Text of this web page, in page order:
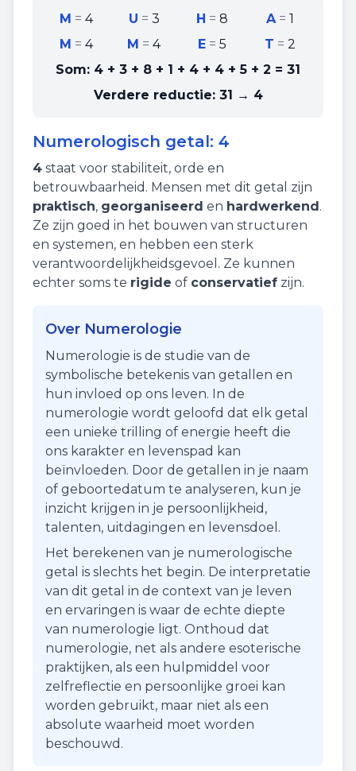
M = 4 U = 3 H = 8 A= 1
M = 4 M =4 E= 5 T = 2
Som: 4 + 3 + 8 + 1 + 4 + 4 + 5 + 2 = 31
Verdere reductie: 31 → 4
Numerologisch getal: 4
4 staat voor stabiliteit, orde en
betrouwbaarheid . Mensen met dit getal zijn
praktisch, georganiseerd en hardwerkend.
Ze zijn goed in het bouwen van structuren
en systemen, en hebben een sterk
verantwoordelijkheidsgevoel. Ze kunnen
echter soms te rigide of conservatief zijn.
Over Numerologie
Numerologie is de studie van de
symbolische betekenis van getallen en
hun invloed op ons leven. In de
numerologie wordt geloofd dat elk getal
een unieke trilling of energie heeft die
ons karakter en levenspad kan
beïnvloeden. Door de getallen in je naam
of geboortedatum te analyseren, kun je
inzicht krijgen in je persoonlijkheid,
talenten, uitdagingen en levensdoel.
Het berekenen van je numerologische
getal is slechts het begin. De interpretatie
van dit getal in de context van je leven
en ervaringen is waar de echte diepte
van numerologie ligt. Onthoud dat
numerologie, net als andere esoterische
praktijken, als een hulpmiddel voor
zelfreflectie en persoonlijke groei kan
worden gebruikt, maar niet als een
absolute waarheid moet worden
beschouwd.